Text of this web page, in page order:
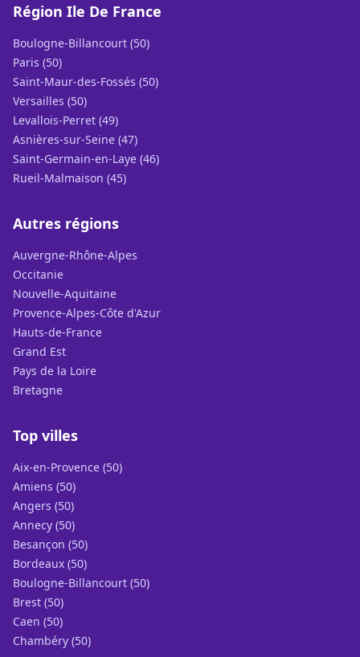
Région Ile De France
Boulogne-Billancourt (50)
Paris (50)
Saint-Maur-des-Fossés (50)
Versailles (50)
Levallois-Perret (49)
Asnières-sur-Seine (47)
Saint-Germain-en-Laye (46)
Rueil-Malmaison (45)
Autres régions
Auvergne-Rhône-Alpes
Occitanie
Nouvelle-Aquitaine
Provence-Alpes-Côte d'Azur
Hauts-de-France
Grand Est
Pays de la Loire
Bretagne
Top villes
Aix-en-Provence (50)
Amiens (50)
Angers (50)
Annecy (50)
Besançon (50)
Bordeaux (50)
Boulogne-Billancourt (50)
Brest (50)
Caen (50)
Chambéry (50)